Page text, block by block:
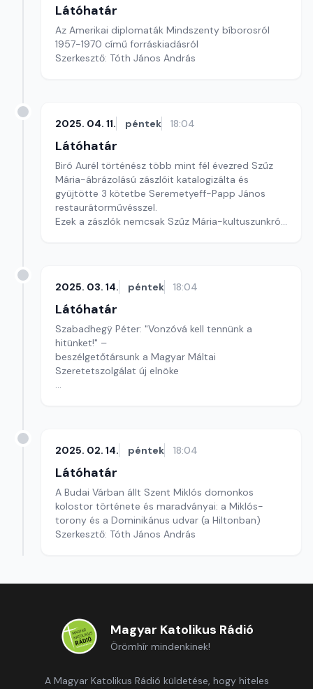
Látóhatár
Az Amerikai diplomaták Mindszenty bíborosról
1957-1970 című forráskiadásról
Szerkesztő: Tóth János András
2025. 04. 11. péntek 18:04
Látóhatár
Biró Aurél történész több mint fél évezred Szűz
Mária-ábrázolású zászlóit katalogizálta és
gyüjtötte 3 kötetbe Seremetyeff-Papp János
restaurátorművésszel.
Ezek a zászlók nemcsak Szűz Mária-kultuszunkról,
2025. 03. 14.
péntek 18:04
Látóhatár
Szabadhegÿ Péter: "Vonzóvá kell tennünk a
hitünket!" –
beszélgetőtársunk a Magyar Máltai
Szeretetszolgálat új elnöke
2025. 02. 14. péntek 18:04
Látóhatár
A Budai Várban állt Szent Miklós domonkos
kolostor története és maradványai: a Miklós-
torony és a Dominikánus udvar (a Hiltonban)
Szerkesztő: Tóth János András
Magyar Katolikus Rádió
Örömhír mindenkinek!
A Magyar Katolikus Rádió küldetése, hogy hiteles